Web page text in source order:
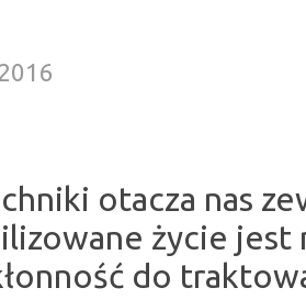
otacza nas
życie jest
do